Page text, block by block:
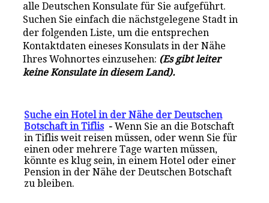
alle Deutschen Konsulate für Sie aufgeführt.
Suchen Sie einfach die nächstgelegene Stadt in
der folgenden Liste, um die entsprechen
Kontaktdaten eineses Konsulats in der Nähe
Ihres Wohnortes einzusehen: (Es gibt leiter
keine Konsulate in diesem Land).
Suche ein Hotel in der Nähe der Deutschen
Botschaft in Tiflis -Wenn Sie an die Botschaft
in Tiflis weit reisen müssen, oder wenn Sie für
einen oder mehrere Tage warten müssen,
könnte es klug sein, in einem Hotel oder einer
Pension in der Nähe der Deutschen Botschaft
zu bleiben.